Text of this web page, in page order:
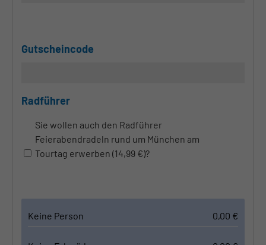
Gutscheincode
Radführer
Sie wollen auch den Radführer
Feierabendradeln rund um München am
Tourtag erwerben (14,99 €)?
Keine Person 0,00 €